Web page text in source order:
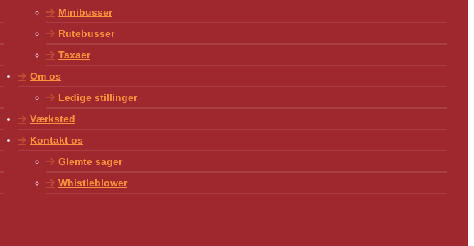
Minibusser
Rutebusser
Taxaer
Om os
Ledige stillinger
Værksted
Kontakt os
Glemte sager
Whistleblower